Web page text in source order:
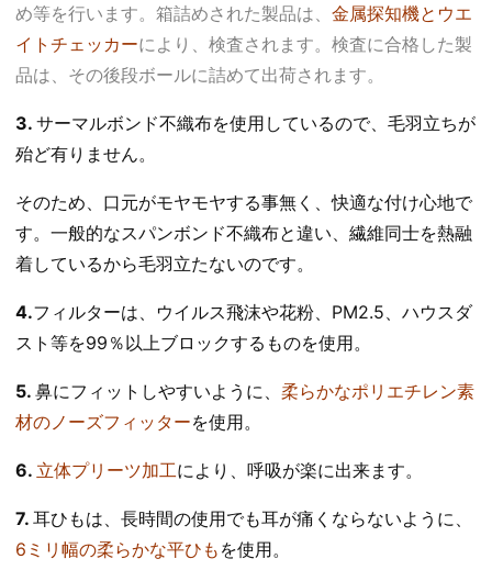
め等を行います。箱詰めされた製品は、 金属探知機とウエ
イトチェッカーにより、検査されます。検査に合格した製
品は、その後段ボールに詰めて出荷されます。
3. サーマルボンド不織布を使用しているので、毛羽立ちが
殆ど有りません。
そのため、口元がモヤモヤする事無く、快適な付け心地で
す。一般的なスパンボンド不織布と違い、繊維同士を熱融
着しているから毛羽立たないのです。
4.フィルターは、ウイルス飛沫や花粉、PM2.5、ハウスダ
スト等を99％以上ブロックするものを使用。
5. 鼻にフィットしやすいように、 柔らかなポリエチレン素
材のノーズフィッターを使用。
6. 立体プリーツ加工により、呼吸が楽に出来ます。
7. 耳ひもは、長時間の使用でも耳が痛くならないように、
6ミリ幅の柔らかな平ひも を使用。